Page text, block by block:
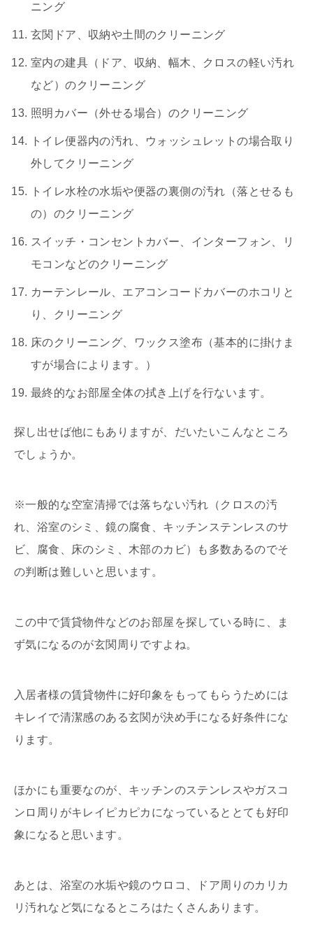
ニング
玄関ドア、収納や土間のクリーニング
室内の建具（ドア、収納、幅木、クロスの軽い汚れ
など）のクリーニング
照明カバー（外せる場合）のクリーニング
トイレ便器内の汚れ、ウォッシュレットの場合取り
外してクリーニング
トイレ水栓の水垢や便器の裏側の汚れ（落とせるも
の）のクリーニング
スイッチ・コンセントカバー、インターフォン、リ
モコンなどのクリーニング
カーテンレール、エアコンコードカバーのホコリと
り、クリーニング
床のクリーニング、ワックス塗布（基本的に掛けま
すが場合によります。）
最終的なお部屋全体の拭き上げを行ないます。
探し出せば他にもありますが、だいたいこんなところ
でしょうか。
※一般的な空室清掃では落ちない汚れ（クロスの汚
れ、浴室のシミ、鏡の腐食、キッチンステンレスのサ
ビ、腐食、床のシミ、木部のカビ）も多数あるのでそ
の判断は難しいと思います。
この中で賃貸物件などのお部屋を探している時に、ま
ず気になるのが玄関周りですよね。
入居者様の賃貸物件に好印象をもってもらうためには
キレイで清潔感のある玄関が決め手になる好条件にな
ります。
ほかにも重要なのが、キッチンのステンレスやガスコ
ンロ周りがキレイピカピカになっているととても好印
象になると思います。
あとは、浴室の水垢や鏡のウロコ、ドア周りのカリカ
リ汚れなど気になるところはたくさんあります。